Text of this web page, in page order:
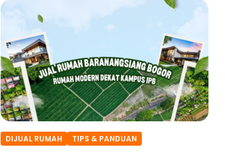
DIJUAL RUMAH TIPS & PANDUAN